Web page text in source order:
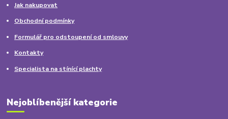
Jak nakupovat
Obchodní podmínky
Formulář pro odstoupení od smlouvy
Kontakty
Specialista na stínící plachty
Nejoblíbenější kategorie